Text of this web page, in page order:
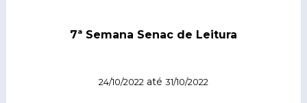
7ª Semana Senac de Leitura
24/10/2022 até 31/10/2022